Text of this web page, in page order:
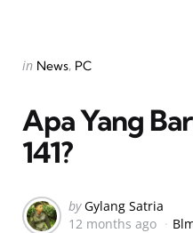
Categories
Posted
in News PC
Apa Yang
141?
Posted
by
by Gylang Satria
12 months ago